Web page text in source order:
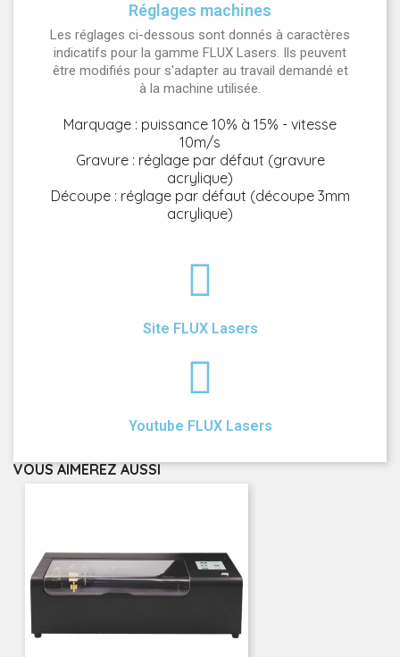
Réglages machines
Les réglages ci-dessous sont donnés à caractères
indicatifs pour la gamme FLUX Lasers. Ils peuvent
être modifiés pour s'adapter au travail demandé et
à la machine utilisée.
Marquage : puissance 10% à 15% - vitesse
10m/s
Gravure : réglage par défaut (gravure
acrylique)
Découpe : réglage par défaut (découpe 3mm
acrylique)
Site FLUX Lasers
Youtube FLUX Lasers
VOUS AIMEREZ AUSSI